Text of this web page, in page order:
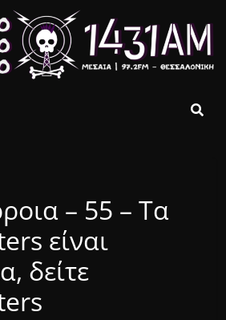
– 55 – Τα
είναι
δείτε